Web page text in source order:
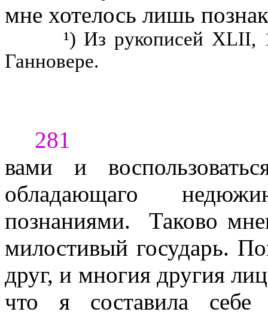
мне хотелось лишь
¹) Из рукописей ХLІІ,
Ганновере.
281
вами и
обладающаго
познаниями.
Таково
милостивый государь.
друг, и многия другия
что я составила